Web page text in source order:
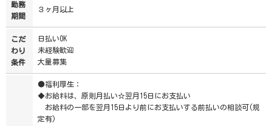
勤務
期間
３ヶ月以上
こだ
わり
条件
日払いOK
未経験歓迎
大量募集
●福利厚生：
◆お給料は、原則月払い☆翌月15日にお支払い
お給料の一部を翌月15日より前にお支払いする前払いの相談可(規
定有)